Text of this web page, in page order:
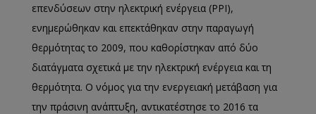
επενδύσεων στην ηλεκτρική ενέργεια (PPI),
ενημερώθηκαν και επεκτάθηκαν στην παραγωγή
θερμότητας το 2009, που καθορίστηκαν από δύο
διατάγματα σχετικά με την ηλεκτρική ενέργεια και τη
θερμότητα. Ο νόμος για την ενεργειακή μετάβαση για
την πράσινη ανάπτυξη, αντικατέστησε το 2016 τα